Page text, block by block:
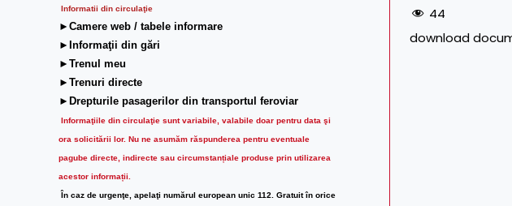
Informatii din circulaţie
►Camere web / tabele informare
►Informaţii din gări
►Trenul meu
►Trenuri directe
►Drepturile pasagerilor din transportul feroviar
Informaţiile din circulaţie sunt variabile, valabile doar pentru data şi
ora solicitării lor. Nu ne asumăm răspunderea pentru eventuale
pagube directe, indirecte sau circumstanțiale produse prin utilizarea
acestor informații.
În caz de urgenţe, apelaţi numărul european unic 112. Gratuit în orice
44
download